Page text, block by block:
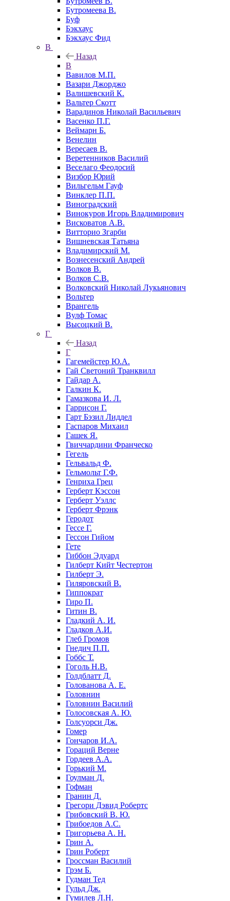
Бутромеева В.
Буф
Бэкхаус
Бэкхаус Фид
В
Назад
В
Вавилов М.П.
Вазари Джорджо
Валишевский К.
Вальтер Скотт
Варадинов Николай Васильевич
Васенко П.Г.
Веймарн Б.
Венелин
Вересаев В.
Веретенников Василий
Веселаго Феодосий
Визбор Юрий
Вильгельм Гауф
Винклер П.П.
Виноградский
Винокуров Игорь Владимирович
Висковатов А.В.
Витторио Згарби
Вишневская Татьяна
Владимирский М.
Вознесенский Андрей
Волков В.
Волков С.В.
Волковский Николай Лукьянович
Вольтер
Врангель
Вулф Томас
Высоцкий В.
Г
Назад
Г
Гагемейстер Ю.А.
Гай Светоний Транквилл
Гайдар А.
Галкин К.
Гамазкова И. Л.
Гаррисон Г.
Гарт Бэзил Лиддел
Гаспаров Михаил
Гашек Я.
Гвиччардини Франческо
Гегель
Гельвальд Ф.
Гельмольт Г.Ф.
Генриха Грец
Герберт Кэссон
Герберт Уэллс
Герберт Фрэнк
Геродот
Гессе Г.
Гессон Гийом
Гете
Гиббон Эдуард
Гилберт Кийт Честертон
Гилберт Э.
Гиляровский В.
Гиппократ
Гиро П.
Гитин В.
Гладкий А. И.
Гладков А.И.
Глеб Громов
Гнедич П.П.
Гоббс Т.
Гоголь Н.В.
Голдблатт Д.
Голованова А. Е.
Головнин
Головнин Василий
Голосовская А. Ю.
Голсуорси Дж.
Гомер
Гончаров И.А.
Гораций Верне
Гордеев А.А.
Горький М.
Гоулман Д.
Гофман
Гранин Д.
Грегори Дэвид Робертс
Грибовский В. Ю.
Грибоедов А.С.
Григорьева А. Н.
Грин А.
Грин Роберт
Гроссман Василий
Грэм Б.
Гудман Тед
Гульд Дж.
Гумилев Л.Н.